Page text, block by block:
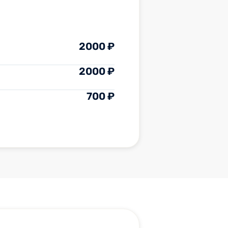
2000 ₽
2000 ₽
700 ₽